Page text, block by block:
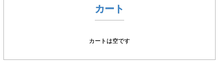
カート
カートは空です